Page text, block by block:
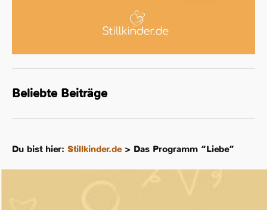
Beliebte Beiträge
Du bist hier: Stillkinder.de> Das Programm “Liebe”